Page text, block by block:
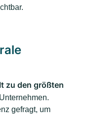
zu den größten
gefragt, um